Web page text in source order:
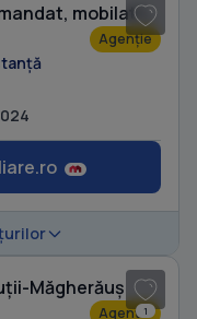
Apartament cu 3 camere decomandat, mobilat în Tăuții-Măgherăuș
Agenție
1
Măgherăuș
Agenție